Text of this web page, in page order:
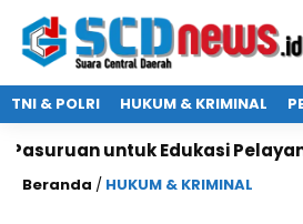
TNI & POLRI HUKUM & KRIMINAL
untuk Edukasi Pelayanan Publik
Beranda / HUKUM & KRIMINAL